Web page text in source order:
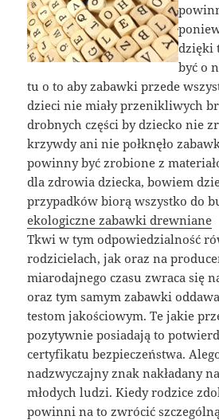
dzięki
być o
tu o to aby zabawki przede
dzieci nie miały przenikliwych
drobnych części by dziecko nie
krzywdy ani nie połknęło
powinny być zrobione z
dla zdrowia dziecka, bowiem
przypadków biorą wszystko do
ekologiczne zabawki drewniane
Tkwi w tym odpowiedzialność
rodzicielach, jak oraz na
miarodajnego czasu zwraca się
oraz tym samym zabawki
testom jakościowym. Te jakie
pozytywnie posiadają to
certyfikatu bezpieczeństwa.
nadzwyczajny znak nakładany
młodych ludzi. Kiedy rodzice
powinni na to zwrócić